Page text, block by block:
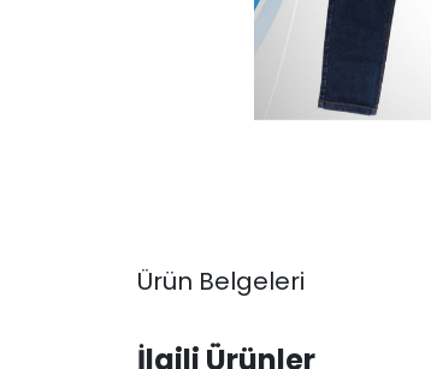
Ürün Belgeleri
İlgili Ürünler